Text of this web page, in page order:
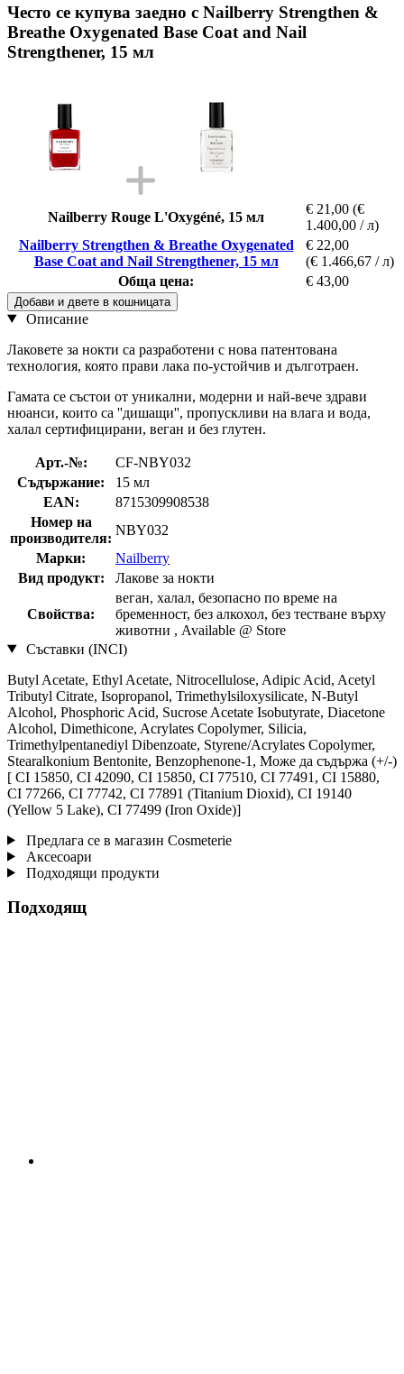
Често се купува заедно с Nailberry Strengthen &
Breathe Oxygenated Base Coat and Nail
Strengthener, 15 мл
Nailberry Rouge L'Oxygéné, 15 мл
€ 21,00 (€
1.400,00 / л)
Nailberry Strengthen & Breathe Oxygenated
Base Coat and Nail Strengthener, 15 мл
€ 22,00
(€ 1.466,67 / л)
Обща цена:
€ 43,00
Добави и двете в кошницата
Описание
Лаковете за нокти са разработени с нова патентована
технология, която прави лака по-устойчив и дълготраен.
Гамата се състои от уникални, модерни и най-вече здрави
нюанси, които са ''дишащи'', пропускливи на влага и вода,
халал сертифицирани, веган и без глутен.
Арт.-№:
CF-NBY032
Съдържание:
15 мл
EAN:
8715309908538
Номер на
производителя:
NBY032
Марки:
Nailberry
Вид продукт:
Лакове за нокти
Свойства:
веган, халал, безопасно по време на
бременност, без алкохол, без тестване върху
животни , Available @ Store
Съставки (INCI)
Butyl Acetate, Ethyl Acetate, Nitrocellulose, Adipic Acid, Acetyl
Tributyl Citrate, Isopropanol, Trimethylsiloxysilicate, N-Butyl
Alcohol, Phosphoric Acid, Sucrose Acetate Isobutyrate, Diacetone
Alcohol, Dimethicone, Acrylates Copolymer, Silicia,
Trimethylpentanediyl Dibenzoate, Styrene/Acrylates Copolymer,
Stearalkonium Bentonite, Benzophenone-1, Може да съдържа (+/-)
[ CI 15850, CI 42090, CI 15850, CI 77510, CI 77491, CI 15880,
CI 77266, CI 77742, CI 77891 (Titanium Dioxid), CI 19140
(Yellow 5 Lake), CI 77499 (Iron Oxide)]
Предлага се в магазин Cosmeterie
Аксесоари
Подходящи продукти
Подходящ